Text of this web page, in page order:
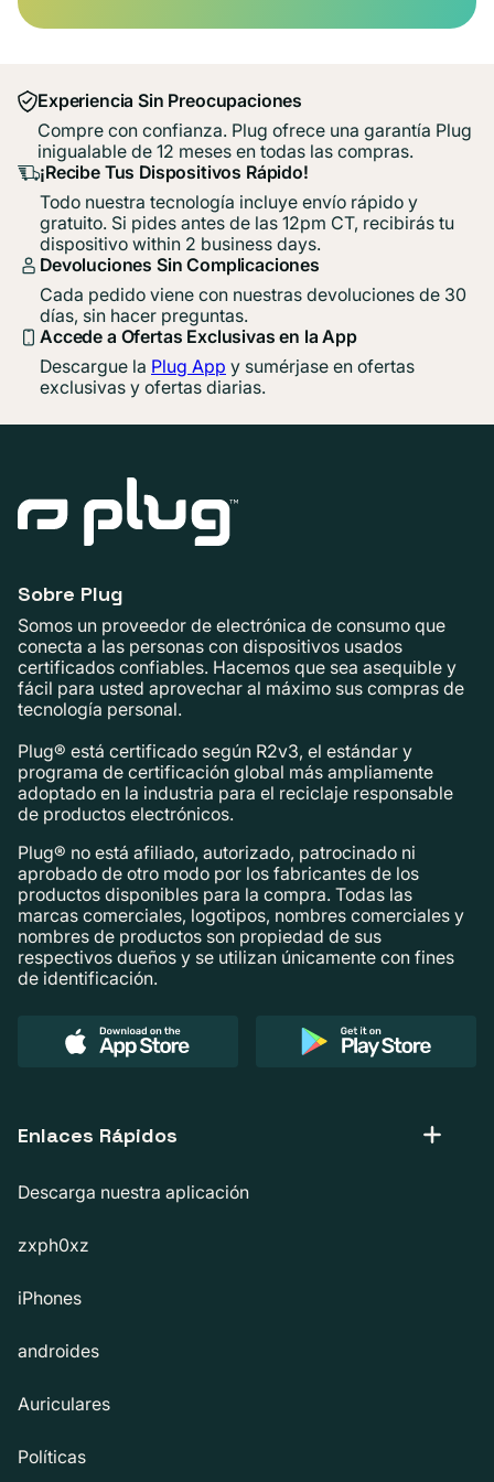
Experiencia Sin Preocupaciones
Compre con confianza. Plug ofrece una garantía Plug
inigualable de 12 meses en todas las compras.
¡Recibe Tus Dispositivos Rápido!
Todo nuestra tecnología incluye envío rápido y
gratuito. Si pides antes de las 12pm CT, recibirás tu
dispositivo within 2 business days.
Devoluciones Sin Complicaciones
Cada pedido viene con nuestras devoluciones de 30
días, sin hacer preguntas.
Accede a Ofertas Exclusivas en la App
Descargue la Plug App y sumérjase en ofertas
exclusivas y ofertas diarias.
Sobre Plug
Somos un proveedor de electrónica de consumo que
conecta a las personas con dispositivos usados ​​
certificados confiables. Hacemos que sea asequible y
fácil para usted aprovechar al máximo sus compras de
tecnología personal.
Plug® está certificado según R2v3, el estándar y
programa de certificación global más ampliamente
adoptado en la industria para el reciclaje responsable
de productos electrónicos.
Plug® no está afiliado, autorizado, patrocinado ni
aprobado de otro modo por los fabricantes de los
productos disponibles para la compra. Todas las
marcas comerciales, logotipos, nombres comerciales y
nombres de productos son propiedad de sus
respectivos dueños y se utilizan únicamente con fines
de identificación.
Enlaces Rápidos
Descarga nuestra aplicación
zxph0xz
iPhones
androides
Auriculares
Políticas